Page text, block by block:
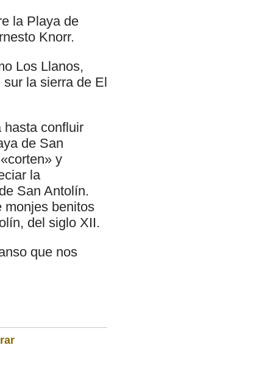
la Playa de
Knorr.
Los Llanos,
la sierra de El
hasta confluir
de San
y
la
San Antolín.
monjes benitos
del siglo XII.
que nos